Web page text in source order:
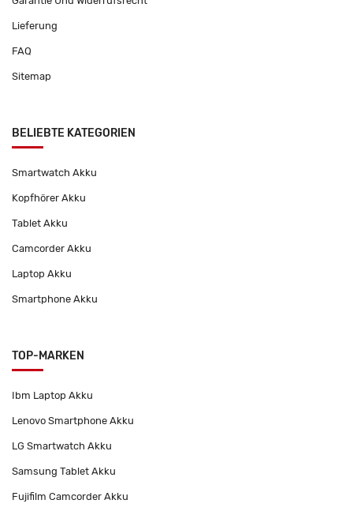
Lieferung
FAQ
Sitemap
BELIEBTE KATEGORIEN
Smartwatch Akku
Kopfhörer Akku
Tablet Akku
Camcorder Akku
Laptop Akku
Smartphone Akku
TOP-MARKEN
Ibm Laptop Akku
Lenovo Smartphone Akku
LG Smartwatch Akku
Samsung Tablet Akku
Fujifilm Camcorder Akku